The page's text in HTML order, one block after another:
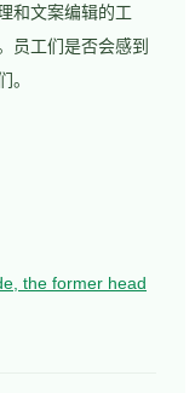
和文案编辑的工
员工们是否会感到
。
the former head